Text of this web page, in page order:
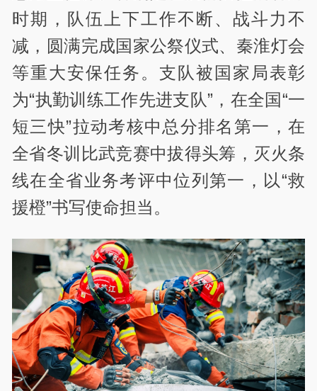
时期，队伍上下工作不断、战斗力不
减，圆满完成国家公祭仪式、秦淮灯会
等重大安保任务。支队被国家局表彰
为“执勤训练工作先进支队”，在全国“一
短三快”拉动考核中总分排名第一，在
全省冬训比武竞赛中拔得头筹，灭火条
线在全省业务考评中位列第一，以“救
援橙”书写使命担当。